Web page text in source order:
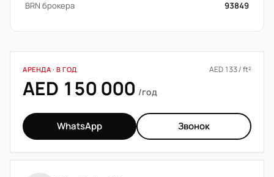
BRN брокера
93849
АРЕНДА · В ГОД AED 133 / ft²
AED 150 000 /год
WhatsApp Звонок